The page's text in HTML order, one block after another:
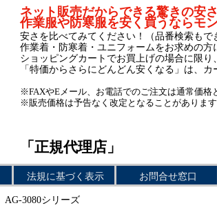
ネット販売だからできる驚きの安さ
作業服や防寒服を安く買うならモ
安さを比べてみてください！（品番検索もで
作業着・防寒着・ユニフォームをお求めの方
ショッピングカートでお買上げの場合に限り
「特価からさらにどんどん安くなる」は、カ
※FAXやEメール、お電話でのご注文は通常価格
※販売価格は予告なく改定となることがあります
「正規代理店」
法規に基づく表示 お問合せ窓口
AG-3080シリーズ